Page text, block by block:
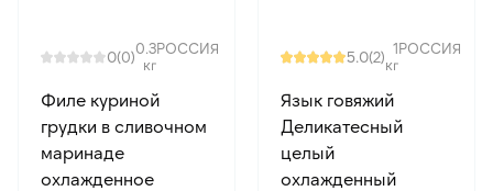
0(0)0.3
кг
РОССИЯ
Филе куриной
грудки в сливочном
маринаде
охлажденное
5.0(2) 1
кг
РОССИЯ
Язык говяжий
Деликатесный
целый
охлажденный